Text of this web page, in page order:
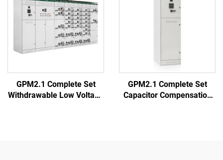
GPM2.1 Complete Set
Withdrawable Low Voltage
GPM2.1 Complete Set
Capacitor Compensation